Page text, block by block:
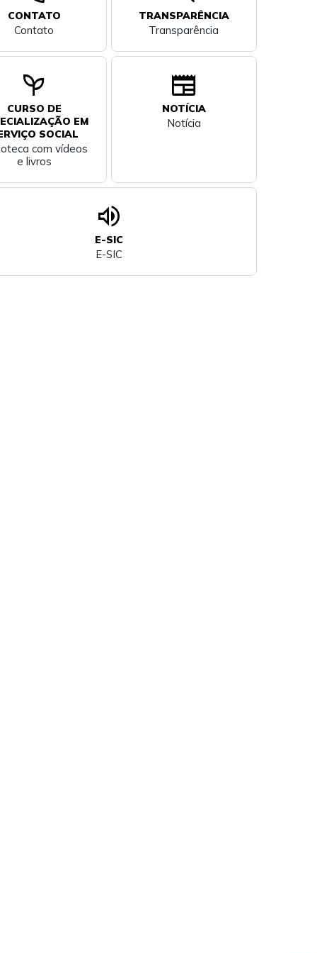
CONTATO
Contato
TRANSPARÊNCIA
Transparência
psychiatry
CURSO DE
EM
SOCIAL
com vídeos
e livros
newspaper
NOTÍCIA
Notícia
volume_up
E-SIC
E-SIC